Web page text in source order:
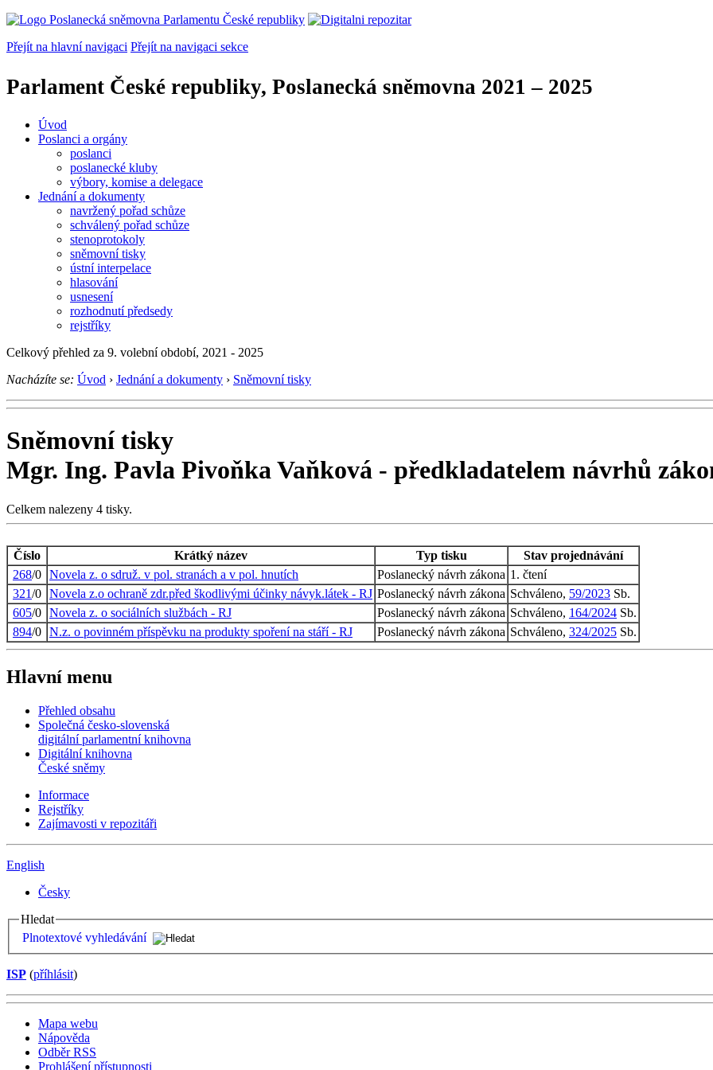
Přejít na hlavní navigaci Přejít na navigaci sekce
Parlament České republiky, Poslanecká sněmovna 2021 – 2025
Úvod
Poslanci a orgány
poslanci
poslanecké kluby
výbory, komise a delegace
Jednání a dokumenty
navržený pořad schůze
schválený pořad schůze
stenoprotokoly
sněmovní tisky
ústní interpelace
hlasování
usnesení
rozhodnutí předsedy
rejstříky
Celkový přehled za 9. volební období, 2021 - 2025
Nacházíte se: Úvod › Jednání a dokumenty › Sněmovní tisky
Sněmovní tisky
Mgr. Ing. Pavla Pivoňka Vaňková - předkladatelem návrhů
Celkem nalezeny 4 tisky.
Číslo Krátký název Typ tisku
Stav projednávání
268/0 Novela z. o sdruž. v pol. stranách a v pol. hnutích Poslanecký návrh zákona 1. čtení
321/0 Novela z.o ochraně zdr.před škodlivými účinky návyk.látek - RJ Poslanecký návrh zákona Schváleno, 59/2023 Sb.
605/0 Novela z. o sociálních službách - RJ Poslanecký návrh zákona Schváleno, 164/2024 Sb.
894/0 N.z. o povinném příspěvku na produkty spoření na stáří - RJ Poslanecký návrh zákona Schváleno, 324/2025 Sb.
Hlavní menu
Přehled obsahu
Společná česko-slovenská
digitální parlamentní knihovna
Digitální knihovna
České sněmy
Informace
Rejstříky
Zajímavosti v repozitáři
English
Česky
Hledat
Plnotextové vyhledávání
ISP (příhlásit)
Mapa webu
Nápověda
Odběr RSS
Prohlášení přístupnosti